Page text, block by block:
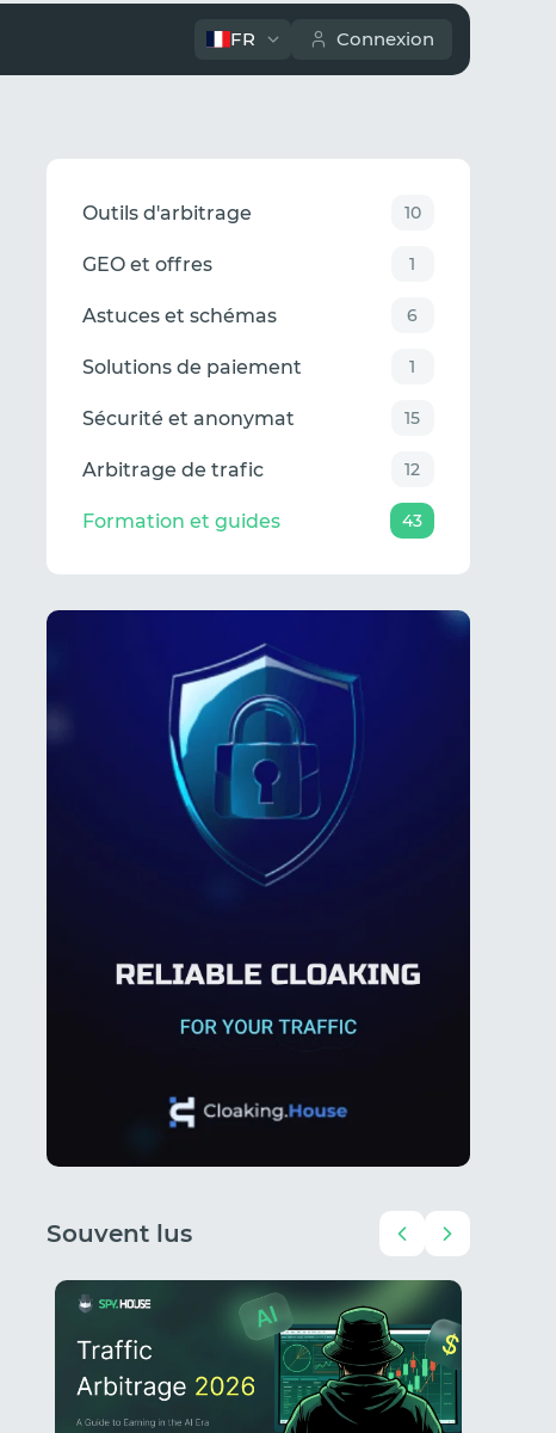
FR Connexion
Outils d'arbitrage 10
GEO et offres 1
Astuces et schémas 6
Solutions de paiement 1
Sécurité et anonymat 15
Arbitrage de trafic 12
Formation et guides 43
Souvent lus